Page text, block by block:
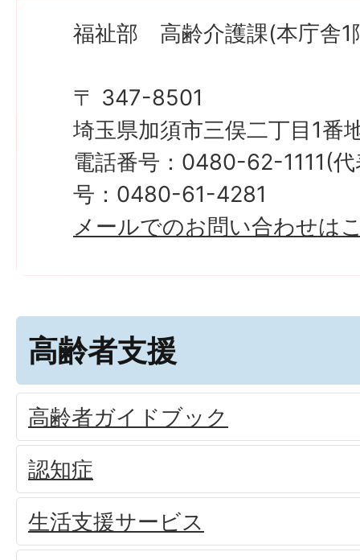
福祉部 高齢介護課(本庁舎1
〒 347-8501
埼玉県加須市三俣二丁目1番
電話番号：0480-62-1111(
号：0480-61-4281
メールでのお問い合わせは
高齢者支援
高齢者ガイドブック
認知症
生活支援サービス